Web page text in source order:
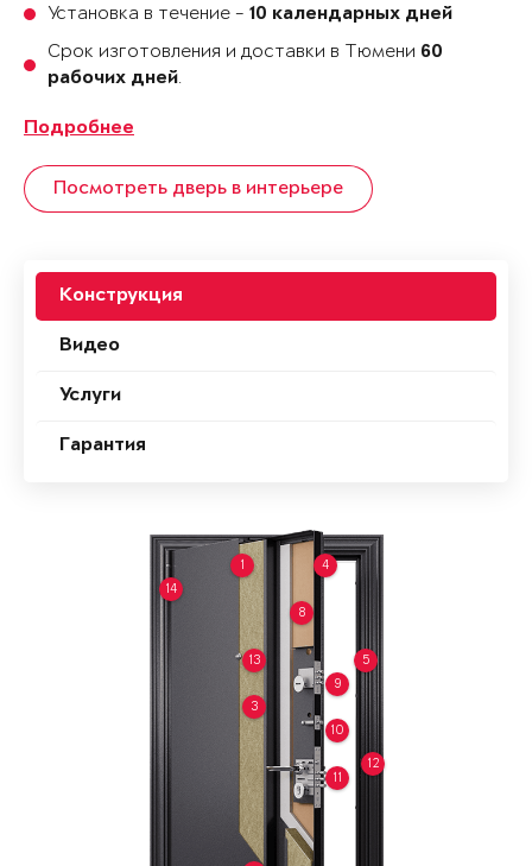
Установка в течение - 10 календарных дней
Срок изготовления и доставки в Тюмени 60
рабочих дней.
Подробнее
Посмотреть дверь в интерьере
Конструкция
Видео
Услуги
Гарантия
1
3
4
5
8
9
10
11
12
13
14